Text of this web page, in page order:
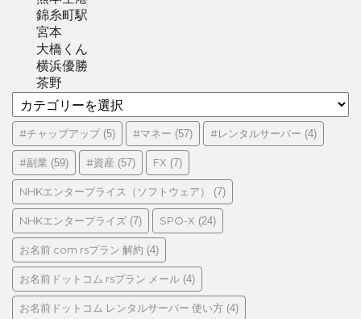
錦糸町駅
宮本
大橋くん
横浜優勝
茶野
テ
ゴ
リ
ー
#チャップアップ(5) #マネー (57) #レンタルサーバー (4)
#副業 (59) #資産 (57) FX (7)
NHKエンタープライス（ソフトウェア） (7)
NHKエンタープライズ (7) SPO-X (24)
お名前.com rsプラン 解約 (4)
お名前ドットコム rsプラン メール (4)
お名前ドットコム レンタルサーバー 使い方 (4)